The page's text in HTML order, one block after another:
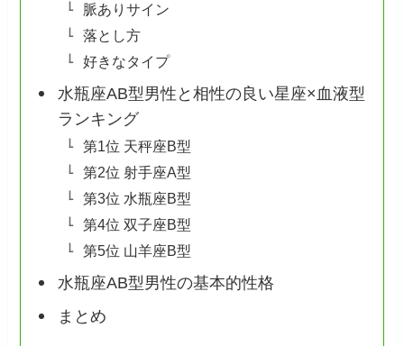
脈ありサイン
落とし方
好きなタイプ
水瓶座AB型男性と相性の良い星座×血液型
ランキング
第1位 天秤座B型
第2位 射手座A型
第3位 水瓶座B型
第4位 双子座B型
第5位 山羊座B型
水瓶座AB型男性の基本的性格
まとめ